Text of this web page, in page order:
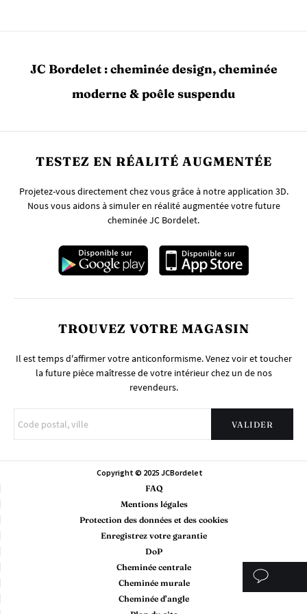
JC Bordelet : cheminée design, cheminée
moderne & poêle suspendu
TESTEZ EN RÉALITÉ AUGMENTÉE
Projetez-vous directement chez vous grâce à notre application 3D.
Nous vous aidons à simuler en réalité augmentée votre future
cheminée JC Bordelet.
TROUVEZ VOTRE MAGASIN
Il est temps d'affirmer votre anticonformisme. Venez voir et toucher
la future pièce maîtresse de votre intérieur chez un de nos
revendeurs.
Copyright © 2025 JCBordelet
FAQ
Mentions légales
Protection des données et des cookies
Enregistrez votre garantie
DoP
Cheminée centrale
Cheminée murale
Cheminée d’angle